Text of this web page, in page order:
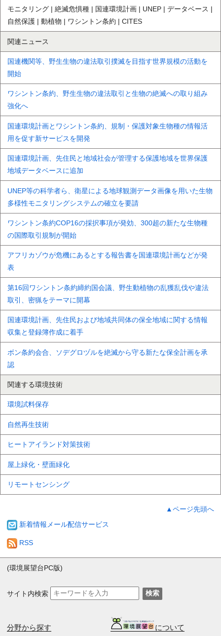
モニタリング | 絶滅危惧種 | 国連環境計画 | UNEP | データベース |
自然保護 | 動植物 | ワシントン条約 | CITES
関連ニュース
国連機関等、野生生物の違法取引撲滅を目指す世界規模の活動を
開始
ワシントン条約、野生生物の違法取引と生物の絶滅への取り組み
強化へ
国連環境計画とワシントン条約、規制・保護対象生物種の情報活
用を促す新サービスを開発
国連環境計画、先住民と地域社会が管理する保護地域を世界保護
地域データベースに追加
UNEP等の科学者ら、衛星による地球観測データ画像を用いた生物
多様性モニタリングシステムの確立を要請
ワシントン条約COP16の採択事項が発効、300超の新たな生物種
の国際取引規制が開始
アフリカゾウが危機にあるとする報告書を国連環境計画などが発
表
第16回ワシントン条約締約国会議、野生動植物の乱獲乱伐や違法
取引、密猟をテーマに開幕
国連環境計画、先住民および地域共同体の保全地域に関する情報
収集と登録簿作成に着手
ボン条約会合、ソデグロヅルを絶滅から守る新たな保全計画を承
認
関連する環境技術
環境試料保存
自然再生技術
ヒートアイランド対策技術
屋上緑化・壁面緑化
リモートセンシング
▲ページ先頭へ
新着情報メール配信サービス
RSS
(環境展望台PC版)
サイト内検索 検索
分野から探す について